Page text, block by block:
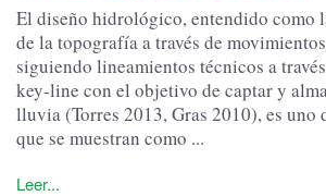
El diseño hidrológico, entendido como
de la topografía a través de
siguiendo lineamientos técnicos a
key-line con el objetivo de captar y
lluvia (Torres 2013, Gras 2010), es uno
que se muestran como ...
Leer...